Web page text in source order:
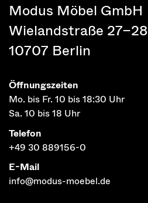
Modus Möbel GmbH
Wielandstraße 27–28
10707 Berlin
Öffnungszeiten
Mo. bis Fr. 10 bis 18:30 Uhr
Sa. 10 bis 18 Uhr
Telefon
+49 30 889156-0
E-Mail
info@modus-moebel.de